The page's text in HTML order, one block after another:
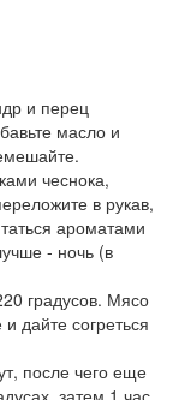
и перец
масло и
чеснока,
в рукав,
ароматами
- ночь (в
градусов. Мясо
дайте согреться
после чего еще
затем 1 час